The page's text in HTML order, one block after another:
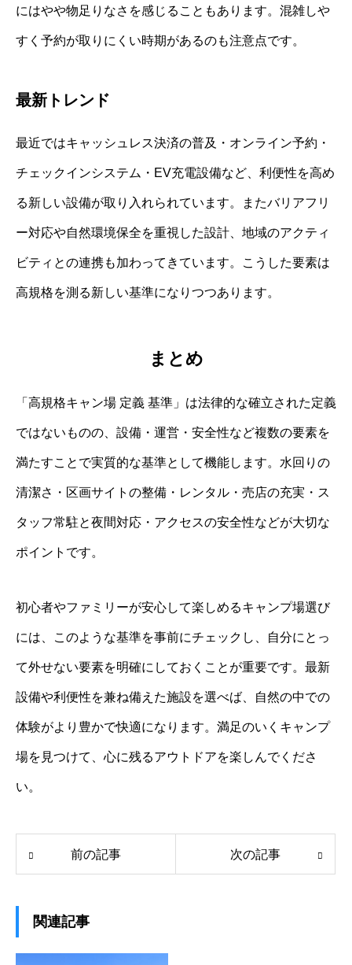
にはやや物足りなさを感じることもあります。混雑しや
すく予約が取りにくい時期があるのも注意点です。
最新トレンド
最近ではキャッシュレス決済の普及・オンライン予約・
チェックインシステム・EV充電設備など、利便性を高め
る新しい設備が取り入れられています。またバリアフリ
ー対応や自然環境保全を重視した設計、地域のアクティ
ビティとの連携も加わってきています。こうした要素は
高規格を測る新しい基準になりつつあります。
まとめ
「高規格キャン場 定義 基準」は法律的な確立された定義
ではないものの、設備・運営・安全性など複数の要素を
満たすことで実質的な基準として機能します。水回りの
清潔さ・区画サイトの整備・レンタル・売店の充実・ス
タッフ常駐と夜間対応・アクセスの安全性などが大切な
ポイントです。
初心者やファミリーが安心して楽しめるキャンプ場選び
には、このような基準を事前にチェックし、自分にとっ
て外せない要素を明確にしておくことが重要です。最新
設備や利便性を兼ね備えた施設を選べば、自然の中での
体験がより豊かで快適になります。満足のいくキャンプ
場を見つけて、心に残るアウトドアを楽しんでくださ
い。
前の記事 次の記事
関連記事